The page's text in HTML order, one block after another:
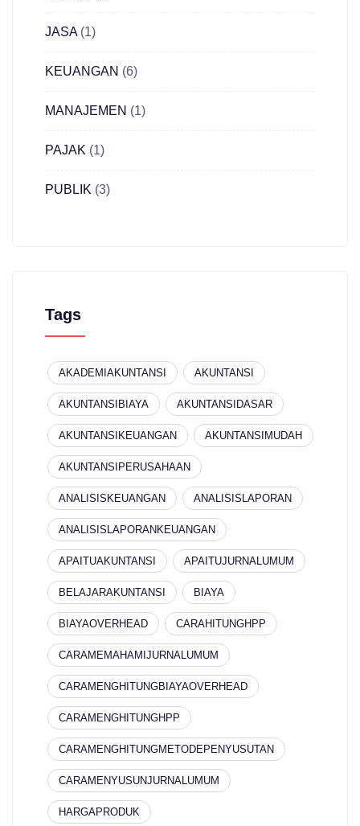
JASA(1)
KEUANGAN (6)
MANAJEMEN (1)
PAJAK (1)
PUBLIK (3)
Tags
AKADEMIAKUNTANSI AKUNTANSI
AKUNTANSIBIAYA AKUNTANSIDASAR
AKUNTANSIKEUANGAN AKUNTANSIMUDAH
AKUNTANSIPERUSAHAAN
ANALISISKEUANGAN ANALISISLAPORAN
ANALISISLAPORANKEUANGAN
APAITUAKUNTANSI APAITUJURNALUMUM
BELAJARAKUNTANSI BIAYA
BIAYAOVERHEAD CARAHITUNGHPP
CARAMEMAHAMIJURNALUMUM
CARAMENGHITUNGBIAYAOVERHEAD
CARAMENGHITUNGHPP
CARAMENGHITUNGMETODEPENYUSUTAN
CARAMENYUSUNJURNALUMUM
HARGAPRODUK